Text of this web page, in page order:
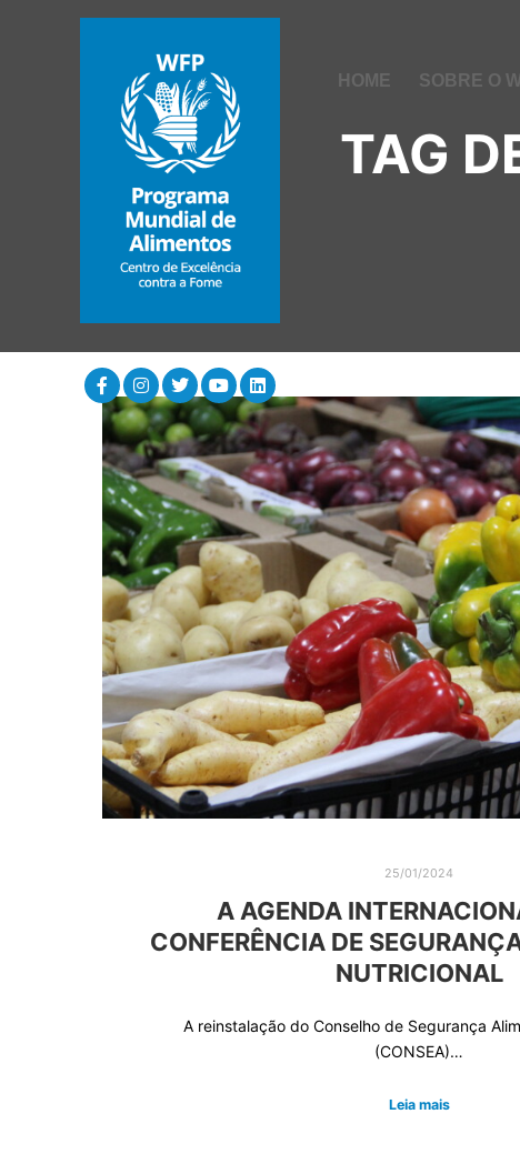
HOME SOBRE O
TAG
25/01/2024
A AGENDA
CONFERÊNCIA DE
NUTRICIONAL
A reinstalação do Conselho de Segurança
(CONSEA)…
Leia mais